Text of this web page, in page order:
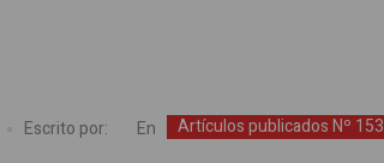
Escrito por: En Artículos publicados Nº 153